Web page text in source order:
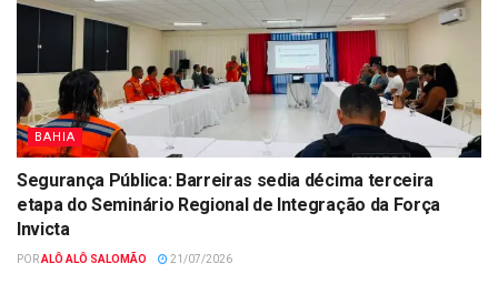
BAHIA
Segurança Pública: Barreiras sedia décima terceira
etapa do Seminário Regional de Integração da Força
Invicta
PORALÔ ALÔ SALOMÃO 21/07/2026